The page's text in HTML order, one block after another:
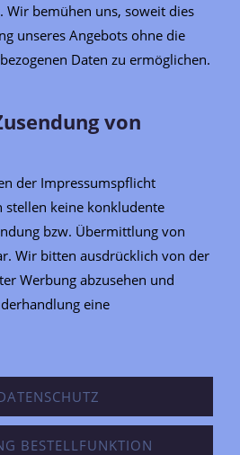
Wir bemühen uns, soweit dies
unseres Angebots ohne die
Daten zu ermöglichen.
von
der Impressumspflicht
keine konkludente
bzw. Übermittlung von
Wir bitten ausdrücklich von der
Werbung abzusehen und
eine
BESTELLFUNKTION